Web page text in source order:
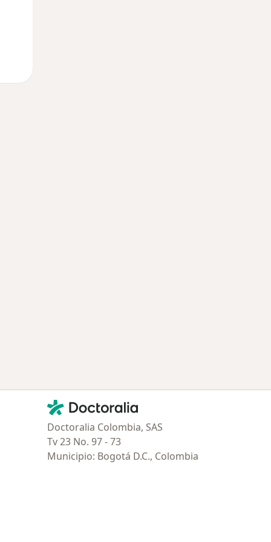
Contacto
Doctoralia - Página de inicio
Doctoralia Colombia, SAS
Tv 23 No. 97 - 73
Municipio: Bogotá D.C., Colombia